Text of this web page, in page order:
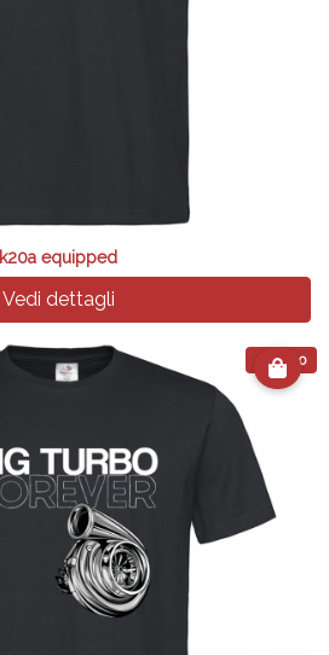
k20a equipped
Vedi dettagli
€ 24.90